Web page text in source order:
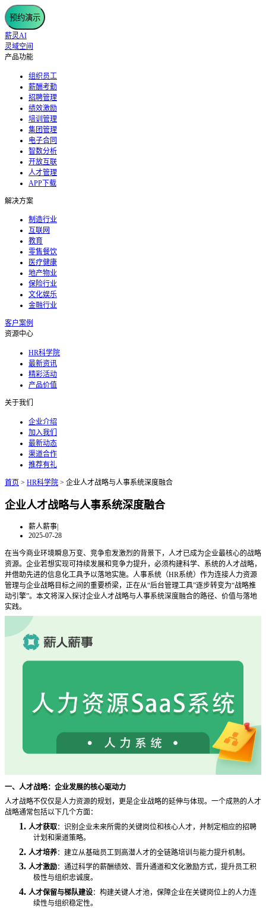
预约演示
薪灵AI
灵域空间
产品功能
组织员工
薪酬考勤
招聘管理
绩效激励
培训管理
集团管理
电子合同
智数分析
开放互联
人才管理
APP下载
解决方案
制造行业
互联网
教育
零售餐饮
医疗健康
地产物业
保险行业
文化娱乐
金融行业
客户案例
资源中心
HR科学院
最新资讯
精彩活动
产品价值
关于我们
企业介绍
加入我们
最新动态
渠道合作
推荐有礼
首页 > HR科学院 > 企业人才战略与人事系统深度融合
企业人才战略与人事系统深度融合
薪人薪事|
2025-07-28
在当今商业环境瞬息万变、竞争愈发激烈的背景下，人才已成为企业最核心的战略
资源。企业若想实现可持续发展和竞争力提升，必须构建科学、系统的人才战略，
并借助先进的信息化工具予以落地实施。人事系统（HR系统）作为连接人力资源
管理与企业战略目标之间的重要桥梁，正在从“后台管理工具”逐步转变为“战略推
动引擎”。本文将深入探讨企业人才战略与人事系统深度融合的路径、价值与落地
实践。
一、人才战略：企业发展的核心驱动力
人才战略不仅仅是人力资源的规划，更是企业战略的延伸与体现。一个成熟的人才
战略通常包括以下几个方面：
1. 人才获取：识别企业未来所需的关键岗位和核心人才，并制定相应的招聘
计划和渠道策略。
2. 人才培养：建立从基础员工到高潜人才的全链路培训与能力提升机制。
3. 人才激励：通过科学的薪酬绩效、晋升通道和文化激励方式，提升员工积
极性与组织忠诚度。
4. 人才保留与梯队建设：构建关键人才池，保障企业在关键岗位上的人力连
续性与组织稳定性。